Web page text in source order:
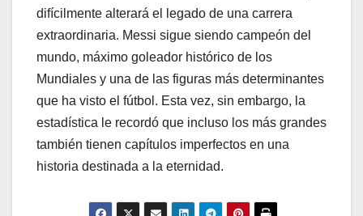
difícilmente alterará el legado de una carrera
extraordinaria. Messi sigue siendo campeón del
mundo, máximo goleador histórico de los
Mundiales y una de las figuras más determinantes
que ha visto el fútbol. Esta vez, sin embargo, la
estadística le recordó que incluso los más grandes
también tienen capítulos imperfectos en una
historia destinada a la eternidad.